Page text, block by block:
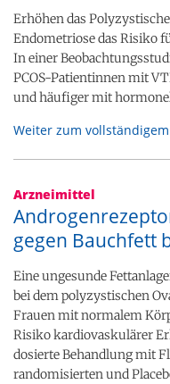
Erhöhen das
Endometriose das Risiko
In einer
PCOS-Patientinnen mit
und häufiger mit
Weiter zum
Arzneimittel
gegen Bauchfett
Eine ungesunde
bei dem polyzystischen
Frauen mit normalem
Risiko kardiovaskulärer
dosierte Behandlung mit
randomisierten und